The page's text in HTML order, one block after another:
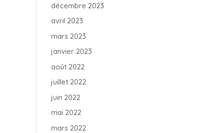
décembre 2023
avril 2023
mars 2023
janvier 2023
août 2022
juillet 2022
juin 2022
mai 2022
mars 2022